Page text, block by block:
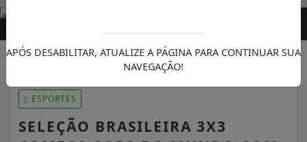
ESPORTES
SELEÇÃO BRASILEIRA 3X3
APÓS DESABILITAR, ATUALIZE A PÁGINA PARA CONTINUAR SUA
NAVEGAÇÃO!